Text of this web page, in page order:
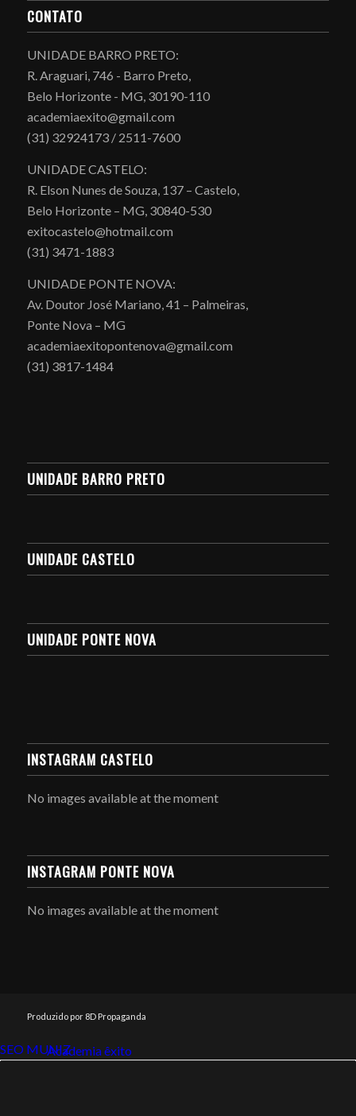
CONTATO
UNIDADE BARRO PRETO:
R. Araguari, 746 - Barro Preto,
Belo Horizonte - MG, 30190-110
academiaexito@gmail.com
(31) 32924173 / 2511-7600
UNIDADE CASTELO:
R. Elson Nunes de Souza, 137 – Castelo,
Belo Horizonte – MG, 30840-530
exitocastelo@hotmail.com
(31) 3471-1883
UNIDADE PONTE NOVA:
Av. Doutor José Mariano, 41 – Palmeiras,
Ponte Nova – MG
academiaexitopontenova@gmail.com
(31) 3817-1484
UNIDADE BARRO PRETO
UNIDADE CASTELO
UNIDADE PONTE NOVA
INSTAGRAM CASTELO
No images available at the moment
INSTAGRAM PONTE NOVA
No images available at the moment
Produzido por 8D Propaganda
SEO MUNIZ
Link112Academia êxito